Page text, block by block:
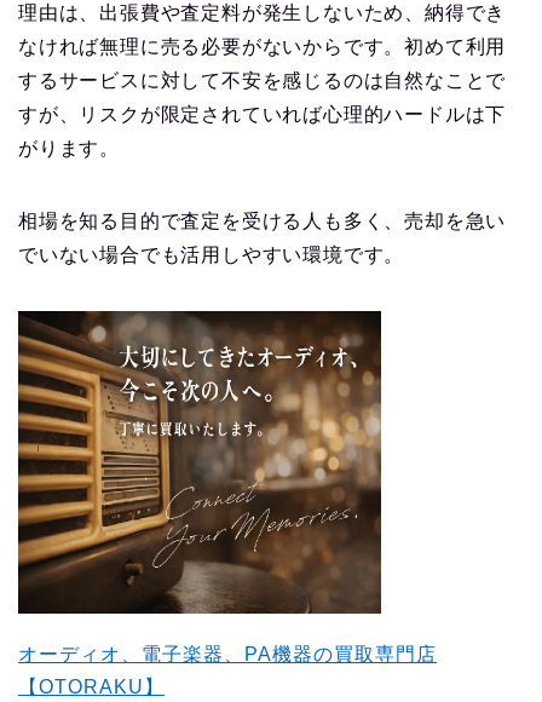
理由は、出張費や査定料が発生しないため、納得でき
なければ無理に売る必要がないからです。初めて利用
するサービスに対して不安を感じるのは自然なことで
すが、リスクが限定されていれば心理的ハードルは下
がります。
相場を知る目的で査定を受ける人も多く、売却を急い
でいない場合でも活用しやすい環境です。
オーディオ、電子楽器、PA機器の買取専門店
【OTORAKU】